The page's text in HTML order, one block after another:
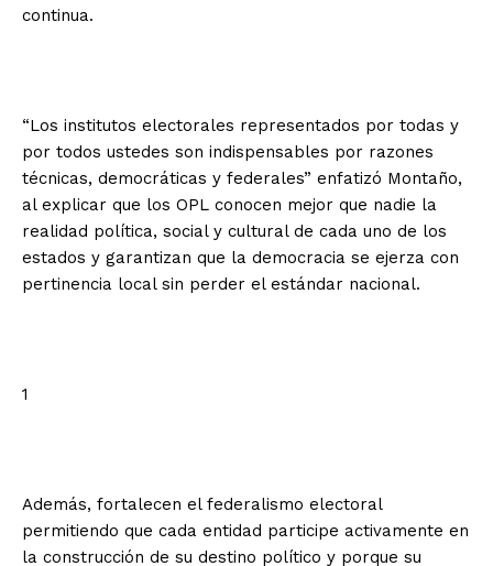
continua.
“Los institutos electorales representados por todas y
por todos ustedes son indispensables por razones
técnicas, democráticas y federales” enfatizó Montaño,
al explicar que los OPL conocen mejor que nadie la
realidad política, social y cultural de cada uno de los
estados y garantizan que la democracia se ejerza con
pertinencia local sin perder el estándar nacional.
1
Además, fortalecen el federalismo electoral
permitiendo que cada entidad participe activamente en
la construcción de su destino político y porque su